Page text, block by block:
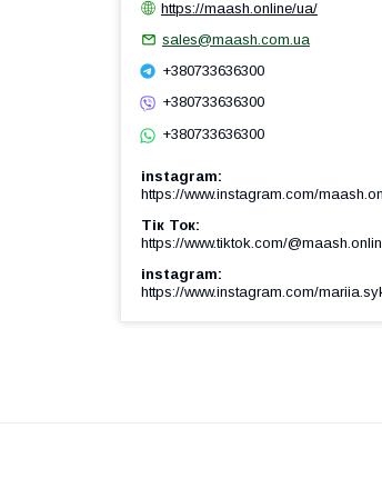
https://maash.online/ua/
sales@maash.com.ua
+380733636300
+380733636300
+380733636300
instagram
https://www.instagram.com/
Тік Ток
https://www.tiktok.com/
instagram
https://www.instagram.com/